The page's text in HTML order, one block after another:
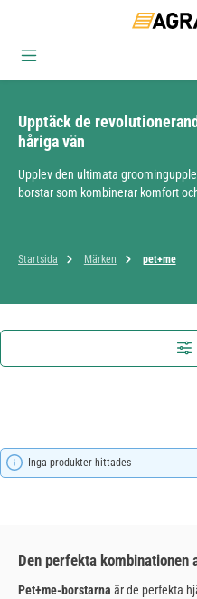
Upptäck de
håriga vän
Upplev den ultimata
borstar som kombinerar komfort
Startsida Märken pet+me
Inga produkter hittades
Den perfekta
Pet+me-borstarna är de perfekta